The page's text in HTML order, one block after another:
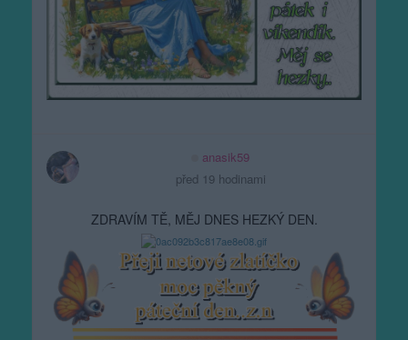
anasik59
před 19 hodinami
ZDRAVÍM TĚ, MĚJ DNES HEZKÝ DEN.